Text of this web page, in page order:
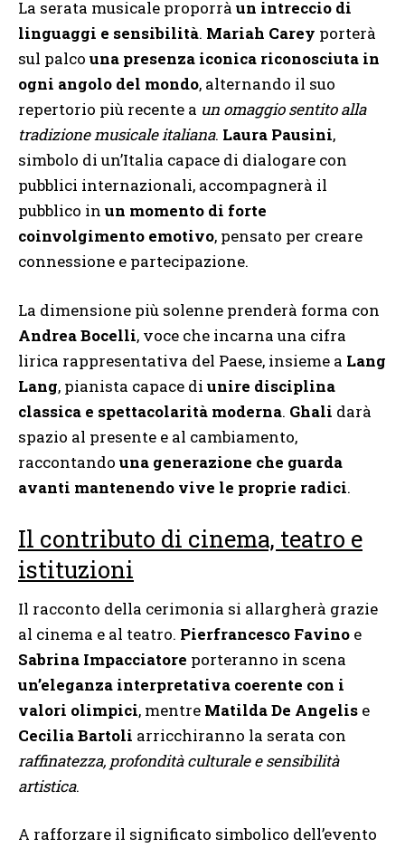
La serata musicale proporrà un intreccio di
linguaggi e sensibilità. Mariah Carey porterà
sul palco una presenza iconica riconosciuta in
ogni angolo del mondo, alternando il suo
repertorio più recente a un omaggio sentito alla
tradizione musicale italiana. Laura Pausini,
simbolo di un’Italia capace di dialogare con
pubblici internazionali, accompagnerà il
pubblico in un momento di forte
coinvolgimento emotivo, pensato per creare
connessione e partecipazione.
La dimensione più solenne prenderà forma con
Andrea Bocelli, voce che incarna una cifra
lirica rappresentativa del Paese, insieme a Lang
Lang, pianista capace di unire disciplina
classica e spettacolarità moderna. Ghali darà
spazio al presente e al cambiamento,
raccontando una generazione che guarda
avanti mantenendo vive le proprie radici.
Il contributo di cinema, teatro e
istituzioni
Il racconto della cerimonia si allargherà grazie
al cinema e al teatro. Pierfrancesco Favino e
Sabrina Impacciatore porteranno in scena
un’eleganza interpretativa coerente con i
valori olimpici, mentre Matilda De Angelis e
Cecilia Bartoli arricchiranno la serata con
raffinatezza, profondità culturale e sensibilità
artistica.
A rafforzare il significato simbolico dell’evento